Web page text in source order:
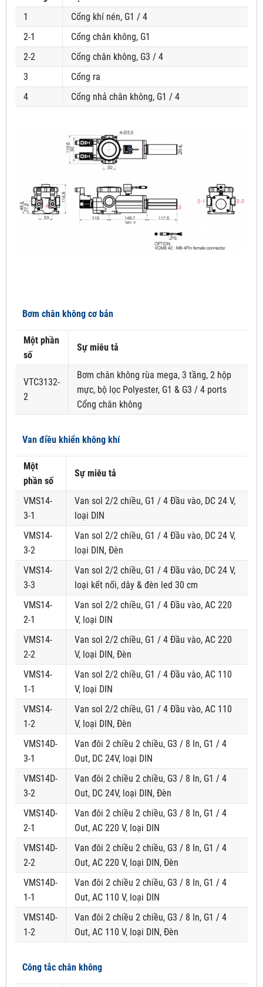
1
Cổng khí nén, G1 / 4
2-1
Cổng chân không, G1
2-2
Cổng chân không, G3 / 4
3
Cổng ra
4
Cổng nhả chân không, G1 / 4
Bơm chân không cơ bản
Một phần
số
Sự miêu tả
VTC3132-
2
Bơm chân không rùa mega, 3 tầng, 2 hộp
mực, bộ lọc Polyester, G1 & G3 / 4 ports
Cổng chân không
Van điều khiển không khí
Một
phần số
Sự miêu tả
VMS14-
3-1
Van sol 2/2 chiều, G1 / 4 Đầu vào, DC 24 V,
loại DIN
VMS14-
3-2
Van sol 2/2 chiều, G1 / 4 Đầu vào, DC 24 V,
loại DIN, Đèn
VMS14-
3-3
Van sol 2/2 chiều, G1 / 4 Đầu vào, DC 24 V,
loại kết nối, dây & đèn led 30 cm
VMS14-
2-1
Van sol 2/2 chiều, G1 / 4 Đầu vào, AC 220
V, loại DIN
VMS14-
2-2
Van sol 2/2 chiều, G1 / 4 Đầu vào, AC 220
V, loại DIN, Đèn
VMS14-
1-1
Van sol 2/2 chiều, G1 / 4 Đầu vào, AC 110
V, loại DIN
VMS14-
1-2
Van sol 2/2 chiều, G1 / 4 Đầu vào, AC 110
V, loại DIN, Đèn
VMS14D-
3-1
Van đôi 2 chiều 2 chiều, G3 / 8 In, G1 / 4
Out, DC 24V, loại DIN
VMS14D-
3-2
Van đôi 2 chiều 2 chiều, G3 / 8 In, G1 / 4
Out, DC 24V, loại DIN, Đèn
VMS14D-
2-1
Van đôi 2 chiều 2 chiều, G3 / 8 In, G1 / 4
Out, AC 220 V, loại DIN
VMS14D-
2-2
Van đôi 2 chiều 2 chiều, G3 / 8 In, G1 / 4
Out, AC 220 V, loại DIN, Đèn
VMS14D-
1-1
Van đôi 2 chiều 2 chiều, G3 / 8 In, G1 / 4
Out, AC 110 V, loại DIN
VMS14D-
1-2
Van đôi 2 chiều 2 chiều, G3 / 8 In, G1 / 4
Out, AC 110 V, loại DIN, Đèn
Công tắc chân không